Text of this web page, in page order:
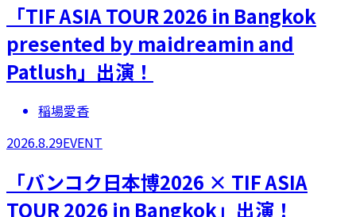
「TIF ASIA TOUR 2026 in Bangkok
presented by maidreamin and
Patlush」出演！
稲場愛香
2026.8.29EVENT
「バンコク日本博2026 × TIF ASIA
TOUR 2026 in Bangkok」出演！